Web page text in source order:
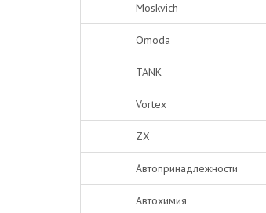
Moskvich
Omoda
TANK
Vortex
ZX
Автопринадлежности
Автохимия